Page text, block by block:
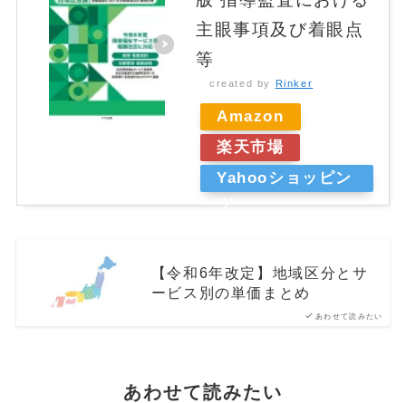
主眼事項及び着眼点
等
created by Rinker
Amazon
楽天市場
Yahooショッピン
グ
あわせて読みたい
【令和6年改定】地域区分とサ
ービス別の単価まとめ
あわせて読みたい